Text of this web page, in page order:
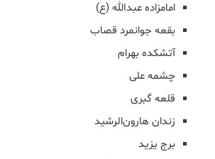
امامزاده عبدالله (ع)
بقعه جوانمرد قصاب
آتشکده بهرام
چشمه علی
قلعه گبری
زندان هارون‌الرشید
برج یزید